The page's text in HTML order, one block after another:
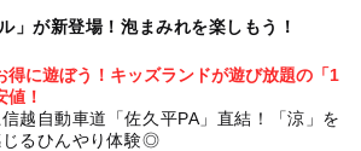
」が新登場！泡まみれを楽しもう！
得に遊ぼう！キッズランドが遊び放題の「1
値！
信越自動車道「佐久平PA」直結！「涼」を
るひんやり体験◎